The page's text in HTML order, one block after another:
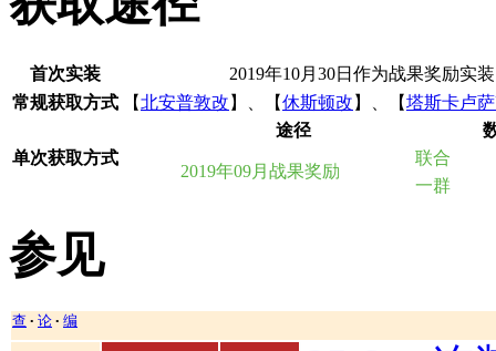
首次实装
2019年10月30日作为战果奖励实装
常规获取方式
【北安普敦改 】、【休斯顿改 】、【塔斯卡卢
单次获取方式
途径
2019年09月战果奖励
联合
一群
参见
查 • 论 • 编